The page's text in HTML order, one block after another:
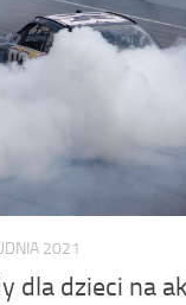
2021
dla dzieci na